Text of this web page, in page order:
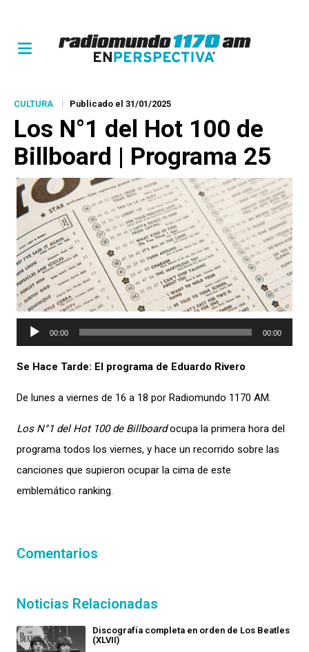
CULTURA Publicado el 31/01/2025
Los N°1 del Hot 100 de
Billboard | Programa 25
Reproductor
de
audio
00:00 00:00
Se Hace Tarde: El programa de Eduardo Rivero
De lunes a viernes de 16 a 18 por Radiomundo 1170 AM.
Los N°1 del Hot 100 de Billboardocupa la primera hora del
programa todos los viernes, y hace un recorrido sobre las
canciones que supieron ocupar la cima de este
emblemático ranking.
Comentarios
Noticias Relacionadas
Discografía completa en orden de Los Beatles
(XLVII)